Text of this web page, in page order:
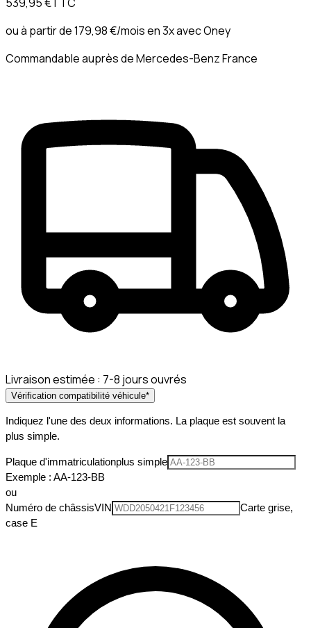
ou à partir de179,98 €/mois en 3x avecOney
Commandable auprès de Mercedes-Benz France
Livraison estimée : 7-8 jours ouvrés
Vérification compatibilité véhicule*
Indiquez l'une des deux informations. La plaque est souvent la
plus simple.
Plaque d'immatriculationplus simple
Exemple : AA-123-BB
ou
Numéro de châssisVIN
Carte grise,
case E